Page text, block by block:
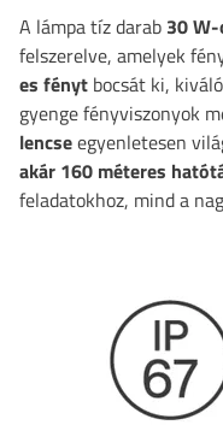
A lámpa tíz darab 30
felszerelve, amelyek
es fényt bocsát ki,
gyenge fényviszonyok
lencseegyenletesen
akár 160 méteres
feladatokhoz, mind a